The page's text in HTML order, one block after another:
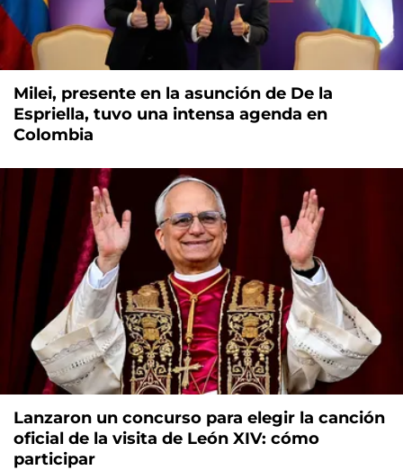
Milei, presente en la asunción de De la
Espriella, tuvo una intensa agenda en
Colombia
Lanzaron un concurso para elegir la canción
oficial de la visita de León XIV: cómo
participar